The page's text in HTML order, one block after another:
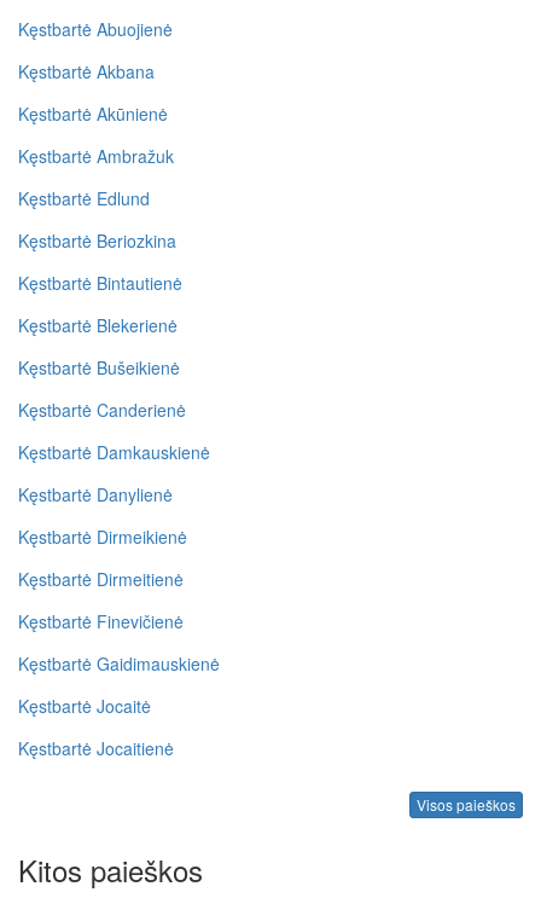
Kęstbartė Abuojienė
Kęstbartė Akbana
Kęstbartė Akūnienė
Kęstbartė Ambražuk
Kęstbartė Edlund
Kęstbartė Beriozkina
Kęstbartė Bintautienė
Kęstbartė Blekerienė
Kęstbartė Bušeikienė
Kęstbartė Canderienė
Kęstbartė Damkauskienė
Kęstbartė Danylienė
Kęstbartė Dirmeikienė
Kęstbartė Dirmeitienė
Kęstbartė Finevičienė
Kęstbartė Gaidimauskienė
Kęstbartė Jocaitė
Kęstbartė Jocaitienė
Visos paieškos
Kitos paieškos